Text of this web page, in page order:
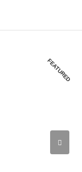
FEATURED